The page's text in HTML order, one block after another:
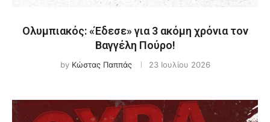
Ολυμπιακός: «Έδεσε» για 3 ακόμη χρόνια τον
Βαγγέλη Πούρο!
by Κώστας Παππάς 23 Ιουλίου 2026